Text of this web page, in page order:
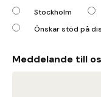
Stockholm
Önskar stöd på
Meddelande till